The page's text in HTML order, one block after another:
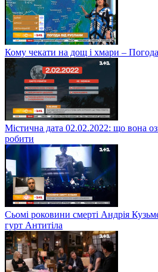
Кому чекати на дощ і хмари –
Містична дата 02.02.2022: що вона
робити
Сьомі роковини смерті Андрія
гурт Антитіла